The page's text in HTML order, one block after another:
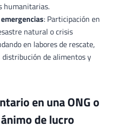
humanitarias.
: Participación en
natural o crisis
en labores de rescate,
de alimentos y
en una ONG o
de lucro